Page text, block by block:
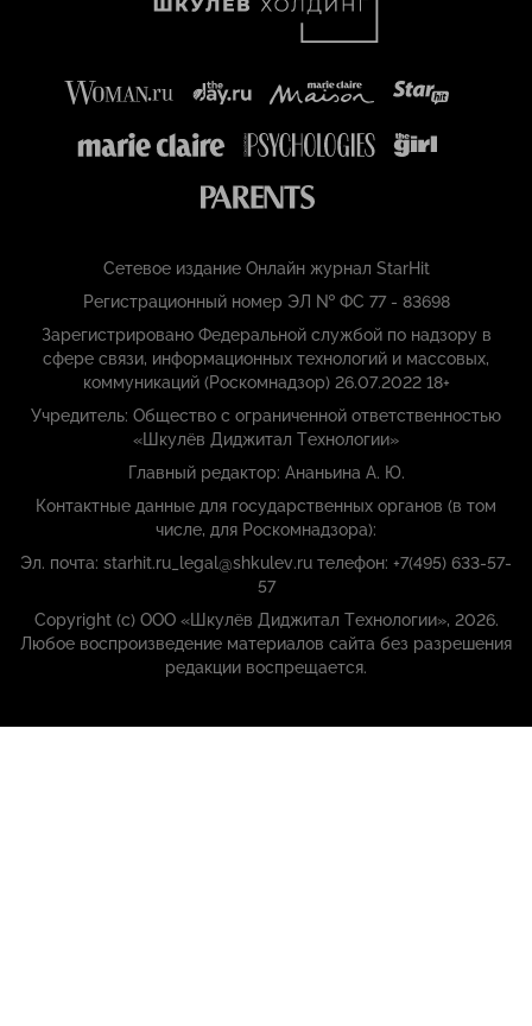
Сетевое издание Онлайн журнал StarHit
Регистрационный номер ЭЛ № ФС 77 - 83698
Зарегистрировано Федеральной службой по надзору в
сфере связи, информационных технологий и массовых,
коммуникаций (Роскомнадзор) 26.07.2022 18+
Учредитель: Общество с ограниченной ответственностью
«Шкулёв Диджитал Технологии»
Главный редактор: Ананьина А. Ю.
Контактные данные для государственных органов (в том
числе, для Роскомнадзора):
Эл. почта: starhit.ru_legal@shkulev.ru телефон: +7(495) 633-57-
57
Copyright (с) ООО «Шкулёв Диджитал Технологии», 2026.
Любое воспроизведение материалов сайта без разрешения
редакции воспрещается.